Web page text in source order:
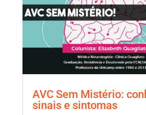
AVC Sem Mistério:
sinais e sintomas